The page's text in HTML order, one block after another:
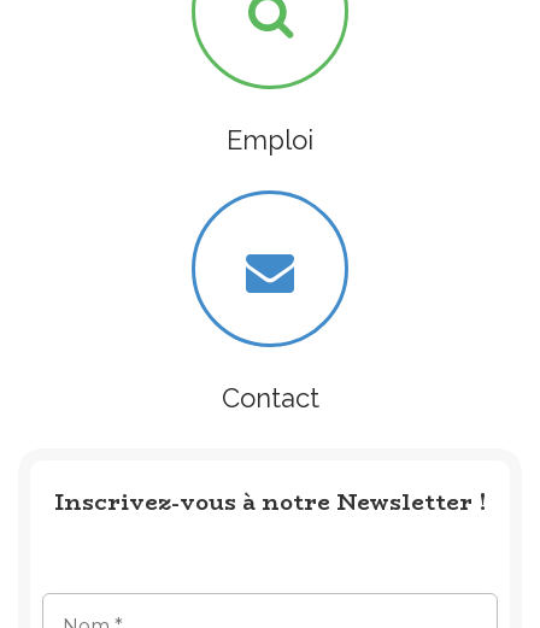
Emploi
Contact
Inscrivez-vous à notre Newsletter !